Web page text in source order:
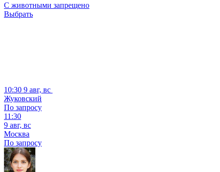
С животными запрещено
Выбрать
10:30 9 авг, вс
Жуковский
По запросу
11:30
9 авг, вс
Москва
По запросу